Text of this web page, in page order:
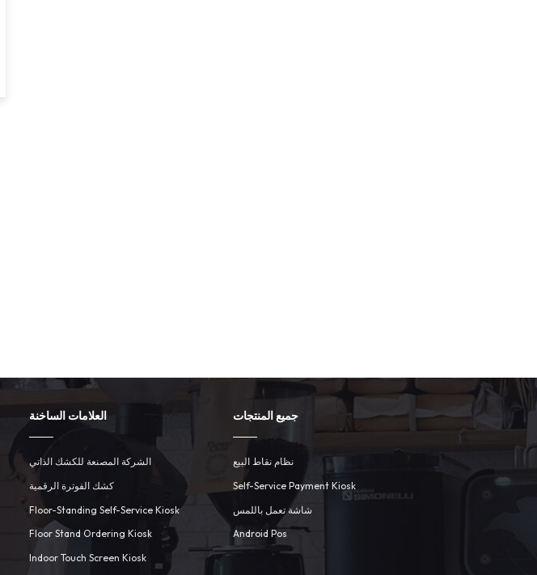
العلامات الساخنة
الشركة المصنعة للكشك الذاتي
كشك الفوترة الرقمية
Floor-Standing Self-Service Kiosk
Floor Stand Ordering Kiosk
Indoor Touch Screen Kiosk
جميع المنتجات
نظام نقاط البيع
Self-Service Payment Kiosk
شاشة تعمل باللمس
Android Pos